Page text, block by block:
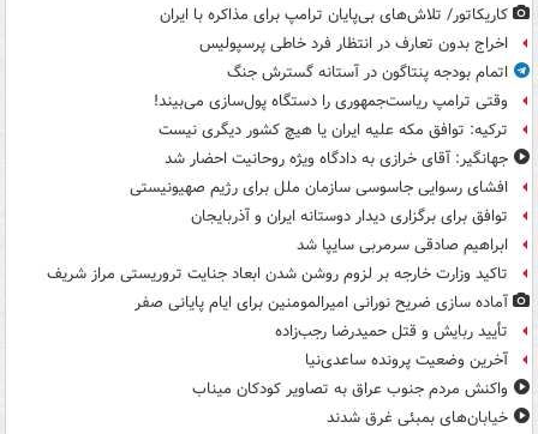
کاریکاتور/ تلاش‌های بی‌پایان ترامپ برای مذاکره با ایران
اخراج بدون تعارف در انتظار فرد خاطی پرسپولیس
اتمام بودجه پنتاگون در آستانه گسترش جنگ
وقتی ترامپ ریاست‌جمهوری را دستگاه پول‌سازی می‌بیند!
ترکیه: توافق مکه علیه ایران یا هیچ کشور دیگری نیست
جهانگیر: آقای خرازی به دادگاه ویژه روحانیت احضار شد
افشای رسوایی جاسوسی سازمان ملل برای رژیم صهیونیستی
توافق برای برگزاری دیدار دوستانه ایران و آذربایجان
ابراهیم صادقی سرمربی سایپا شد
تاکید وزارت خارجه بر لزوم روشن شدن ابعاد جنایت تروریستی مراز شریف
آماده سازی ضریح نورانی امیرالمومنین برای ایام پایانی صفر
تأیید ربایش و قتل حمیدرضا رجب‌زاده
آخرین وضعیت پرونده ساعدی‌نیا
واکنش مردم جنوب عراق به تصاویر کودکان میناب
خیابان‌های بمبئی غرق شدند